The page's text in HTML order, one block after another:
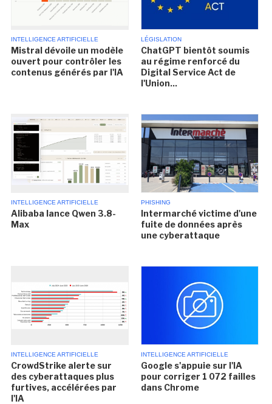
INTELLIGENCE ARTIFICIELLE
Mistral dévoile un modèle
ouvert pour contrôler les
contenus générés par l'IA
LÉGISLATION
ChatGPT bientôt soumis
au régime renforcé du
Digital Service Act de
l'Union...
INTELLIGENCE ARTIFICIELLE
Alibaba lance Qwen 3.8-
Max
PHISHING
Intermarché victime d'une
fuite de données après
une cyberattaque
INTELLIGENCE ARTIFICIELLE
CrowdStrike alerte sur
des cyberattaques plus
furtives, accélérées par
l'IA
INTELLIGENCE ARTIFICIELLE
Google s'appuie sur l'IA
pour corriger 1 072 failles
dans Chrome